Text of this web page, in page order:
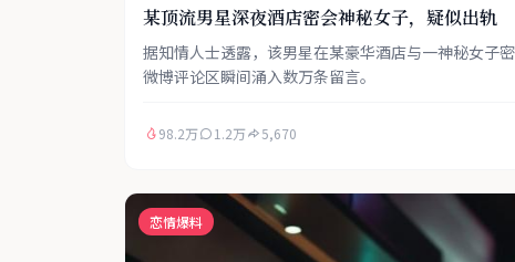
某顶流男星深夜酒店密会神秘女子，疑似出轨
据知情人士透露，该男星在某豪华酒店与一神秘女子
微博评论区瞬间涌入数万条留言。
98.2万 1.2万 5,670
恋情爆料